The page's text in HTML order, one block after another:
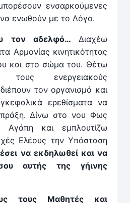
ενσαρκούμενες
να ενωθούν με το Λόγο.
τον αδελφό… Διαχέω
Αρμονίας κινητικότητας
και στο σώμα του. Θέτω
τους ενεργειακούς
τον οργανισμό και
ερεθίσματα να
Δίνω στο νου Φως
Αγάπη και εμπλουτίζω
Ελέους την Υπόσταση
να εκδηλωθεί και να
αυτής της γήινης
τους Μαθητές και